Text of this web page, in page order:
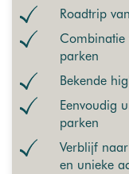
Roadtrip
parken
Bekende
Eenvoudig
parken
Verblijf
en unieke